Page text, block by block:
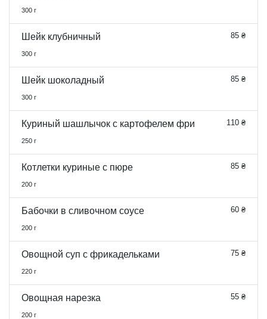
300 г
Шейк клубничный 85 ₴
300 г
Шейк шоколадный 85 ₴
300 г
Куриный шашлычок с картофелем фри 110 ₴
250 г
Котлетки куриные с пюре 85 ₴
200 г
Бабочки в сливочном соусе 60 ₴
200 г
Овощной суп с фрикадельками 75 ₴
220 г
Овощная нарезка 55 ₴
200 г